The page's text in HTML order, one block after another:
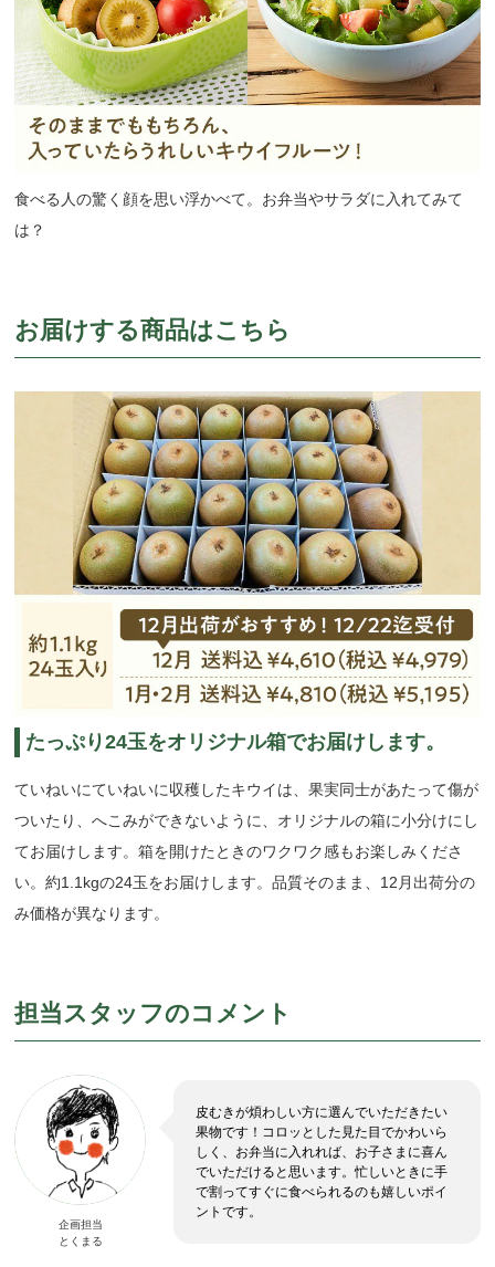
食べる人の驚く顔を思い浮かべて。お弁当やサラダに入れてみて
は？
お届けする商品はこちら
たっぷり24玉をオリジナル箱でお届けします。
ていねいにていねいに収穫したキウイは、果実同士があたって傷が
ついたり、へこみができないように、オリジナルの箱に小分けにし
てお届けします。箱を開けたときのワクワク感もお楽しみくださ
い。約1.1kgの24玉をお届けします。品質そのまま、12月出荷分の
み価格が異なります。
担当スタッフのコメント
企画担当
とくまる
皮むきが煩わしい方に選んでいただきたい
果物です！コロッとした見た目でかわいら
しく、お弁当に入れれば、お子さまに喜ん
でいただけると思います。忙しいときに手
で割ってすぐに食べられるのも嬉しいポイ
ントです。